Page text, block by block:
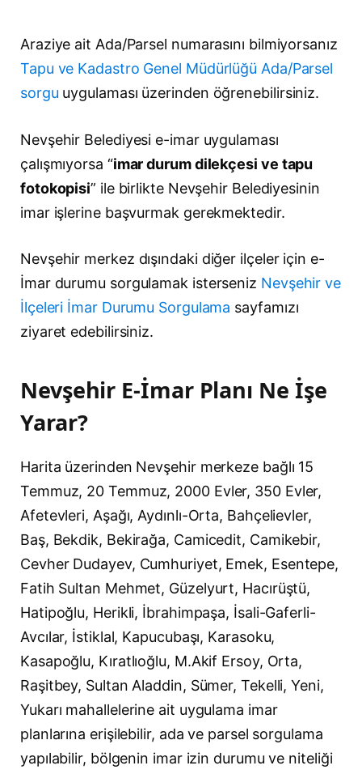
Araziye ait Ada/Parsel numarasını bilmiyorsanız
Tapu ve Kadastro Genel Müdürlüğü Ada/Parsel
sorgu uygulaması üzerinden öğrenebilirsiniz.
Nevşehir Belediyesi e-imar uygulaması
çalışmıyorsa “imar durum dilekçesi ve tapu
fotokopisi” ile birlikte Nevşehir Belediyesinin
imar işlerine başvurmak gerekmektedir.
Nevşehir merkez dışındaki diğer ilçeler için e-
İmar durumu sorgulamak isterseniz Nevşehir ve
İlçeleri İmar Durumu Sorgulama sayfamızı
ziyaret edebilirsiniz.
Nevşehir E-İmar Planı Ne İşe
Yarar?
Harita üzerinden Nevşehir merkeze bağlı 15
Temmuz, 20 Temmuz, 2000 Evler, 350 Evler,
Afetevleri, Aşağı, Aydınlı-Orta, Bahçelievler,
Baş, Bekdik, Bekirağa, Camicedit, Camikebir,
Cevher Dudayev, Cumhuriyet, Emek, Esentepe,
Fatih Sultan Mehmet, Güzelyurt, Hacırüştü,
Hatipoğlu, Herikli, İbrahimpaşa, İsali-Gaferli-
Avcılar, İstiklal, Kapucubaşı, Karasoku,
Kasapoğlu, Kıratlıoğlu, M.Akif Ersoy, Orta,
Raşitbey, Sultan Aladdin, Sümer, Tekelli, Yeni,
Yukarı mahallelerine ait uygulama imar
planlarına erişilebilir, ada ve parsel sorgulama
yapılabilir, bölgenin imar izin durumu ve niteliği